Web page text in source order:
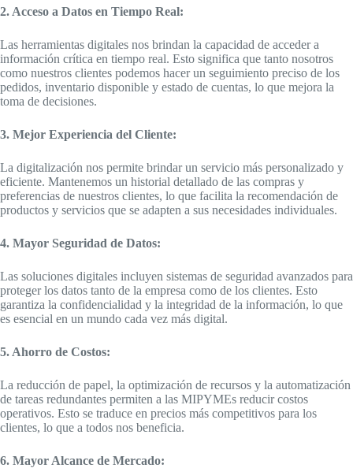
2. Acceso a Datos en Tiempo Real:
Las herramientas digitales nos brindan la capacidad de acceder a
información crítica en tiempo real. Esto significa que tanto nosotros
como nuestros clientes podemos hacer un seguimiento preciso de los
pedidos, inventario disponible y estado de cuentas, lo que mejora la
toma de decisiones.
3. Mejor Experiencia del Cliente:
La digitalización nos permite brindar un servicio más personalizado y
eficiente. Mantenemos un historial detallado de las compras y
preferencias de nuestros clientes, lo que facilita la recomendación de
productos y servicios que se adapten a sus necesidades individuales.
4. Mayor Seguridad de Datos:
Las soluciones digitales incluyen sistemas de seguridad avanzados para
proteger los datos tanto de la empresa como de los clientes. Esto
garantiza la confidencialidad y la integridad de la información, lo que
es esencial en un mundo cada vez más digital.
5. Ahorro de Costos:
La reducción de papel, la optimización de recursos y la automatización
de tareas redundantes permiten a las MIPYMEs reducir costos
operativos. Esto se traduce en precios más competitivos para los
clientes, lo que a todos nos beneficia.
6. Mayor Alcance de Mercado: